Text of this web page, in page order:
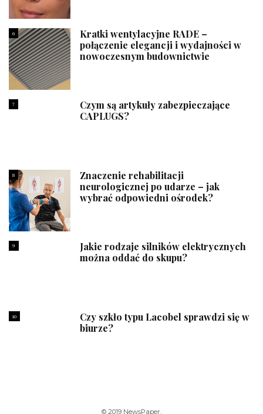
6
Kratki wentylacyjne RADE –
połączenie elegancji i wydajności w
nowoczesnym budownictwie
7
Czym są artykuły zabezpieczające
CAPLUGS?
8
Znaczenie rehabilitacji
neurologicznej po udarze – jak
wybrać odpowiedni ośrodek?
9
Jakie rodzaje silników elektrycznych
można oddać do skupu?
10
Czy szkło typu Lacobel sprawdzi się w
biurze?
© 2019 NewsPaper.